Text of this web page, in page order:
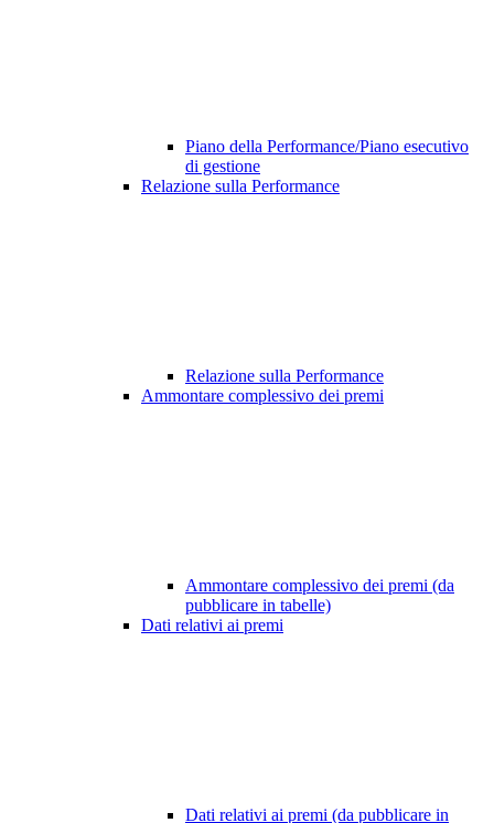
Piano della Performance/Piano esecutivo
di gestione
Relazione sulla Performance
Relazione sulla Performance
Ammontare complessivo dei premi
Ammontare complessivo dei premi (da
pubblicare in tabelle)
Dati relativi ai premi
Dati relativi ai premi (da pubblicare in